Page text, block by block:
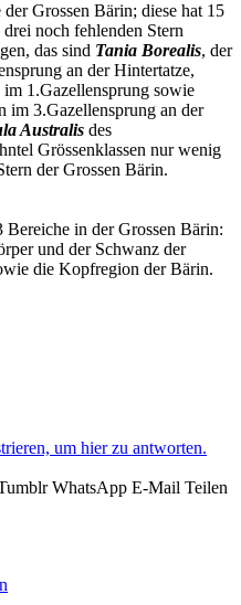
Grossen Bärin; diese hat 15
noch fehlenden Stern
das sind Tania Borealis, der
an der Hintertatze,
1.Gazellensprung sowie
im 3.Gazellensprung an der
Australis des
Grössenklassen nur wenig
der Grossen Bärin.
Bereiche in der Grossen Bärin:
und der Schwanz der
die Kopfregion der Bärin.
um hier zu antworten.
WhatsApp E-Mail Teilen